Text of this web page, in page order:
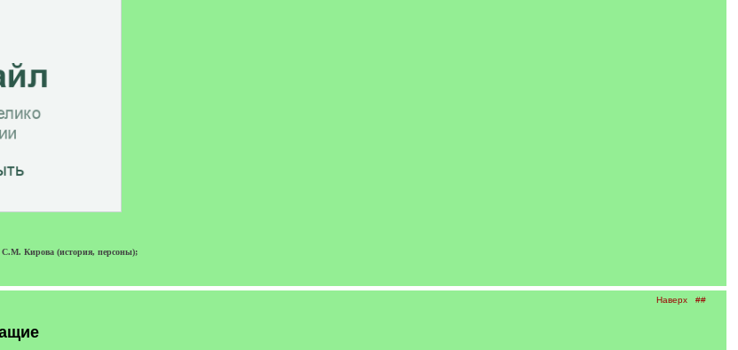
С.М. Кирова (история, персоны);
Наверх ##